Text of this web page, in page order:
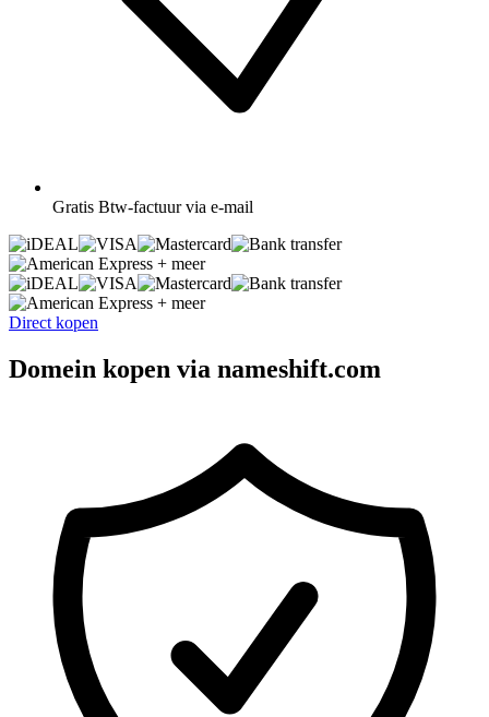
Gratis Btw-factuur via e-mail
+ meer
+ meer
Direct kopen
Domein kopen via nameshift.com